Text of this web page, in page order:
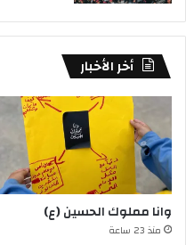
أخر الأخبار
وانا مملوك الحسين (ع)
منذ 23 ساعة